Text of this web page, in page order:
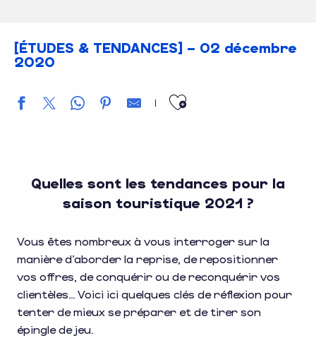
[ÉTUDES & TENDANCES] – 02 décembre
2020
Ajouter aux
Quelles sont les tendances pour la
saison touristique 2021 ?
Vous êtes nombreux à vous interroger sur la
manière d’aborder la reprise, de repositionner
vos offres, de conquérir ou de reconquérir vos
clientèles… Voici ici quelques clés de réflexion pour
tenter de mieux se préparer et de tirer son
épingle de jeu.